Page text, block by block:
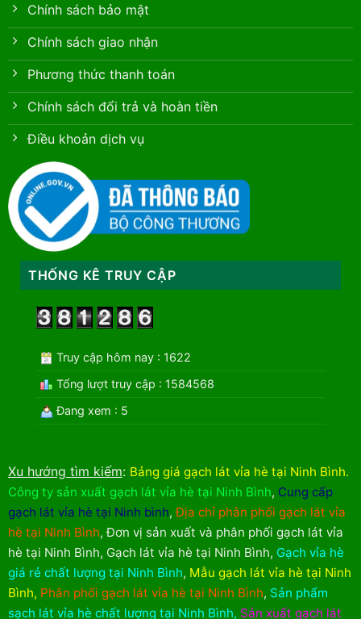
Chính sách bảo mật
Chính sách giao nhận
Phương thức thanh toán
Chính sách đổi trả và hoàn tiền
Điều khoản dịch vụ
THỐNG KÊ TRUY CẬP
Truy cập hôm nay : 1622
Tổng lượt truy cập : 1584568
Đang xem : 5
Xu hướng tìm kiếm: Bảng giá gạch lát vỉa hè tại Ninh Bình.
Công ty sản xuất gạch lát vỉa hè tại Ninh Bình, Cung cấp
gạch lát vỉa hè tại Ninh bình,Địa chỉ phân phối gạch lát vỉa
hè tại Ninh Bình,Đơn vị sản xuất và phân phối gạch lát vỉa
hè tại Ninh Bình, Gạch lát vỉa hè tại Ninh Bình, Gạch vỉa hè
giá rẻ chất lượng tại Ninh Bình, Mẫu gạch lát vỉa hè tại Ninh
Bình, Phân phối gạch lát vỉa hè tại Ninh Bình, Sản phẩm
sạch lát vỉa hè chất lượng tại Ninh Bình, Sản xuất gạch lát